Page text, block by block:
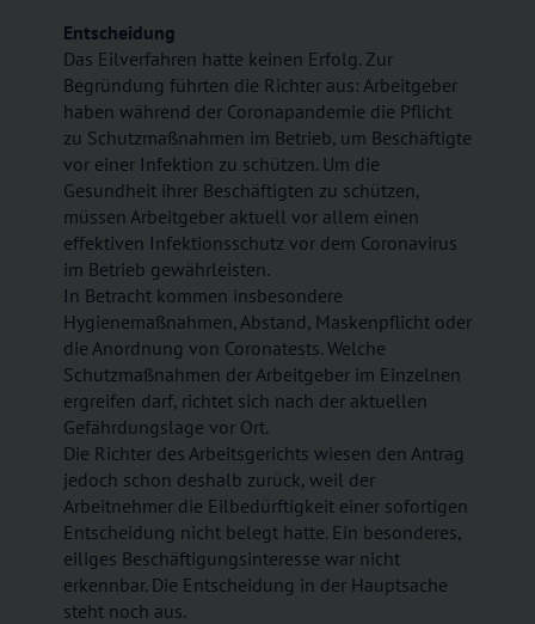
Entscheidung
Das Eilverfahren hatte keinen Erfolg. Zur
Begründung führten die Richter aus: Arbeitgeber
haben während der Coronapandemie die Pflicht
zu Schutzmaßnahmen im Betrieb, um Beschäftigte
vor einer Infektion zu schützen. Um die
Gesundheit ihrer Beschäftigten zu schützen,
müssen Arbeitgeber aktuell vor allem einen
effektiven Infektionsschutz vor dem Coronavirus
im Betrieb gewährleisten.
In Betracht kommen insbesondere
Hygienemaßnahmen, Abstand, Maskenpflicht oder
die Anordnung von Coronatests. Welche
Schutzmaßnahmen der Arbeitgeber im Einzelnen
ergreifen darf, richtet sich nach der aktuellen
Gefährdungslage vor Ort.
Die Richter des Arbeitsgerichts wiesen den Antrag
jedoch schon deshalb zurück, weil der
Arbeitnehmer die Eilbedürftigkeit einer sofortigen
Entscheidung nicht belegt hatte. Ein besonderes,
eiliges Beschäftigungsinteresse war nicht
erkennbar. Die Entscheidung in der Hauptsache
steht noch aus.